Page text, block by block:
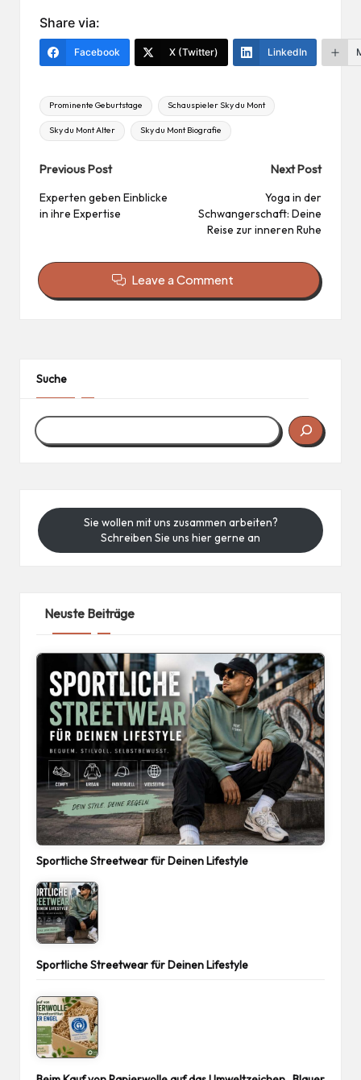
er
es
Share via:
Facebook X (Twitter) LinkedIn
Tags:
Prominente Geburtstage Schauspieler Sky du Mont
Sky du Mont Alter Sky du Mont Biografie
Post
navigation
Previous Post
Experten geben Einblicke
in ihre Expertise
Next Post
Yoga in der
Schwangerschaft: Deine
Reise zur inneren Ruhe
Leave a Comment
Suche
Sie wollen mit uns zusammen arbeiten?
Schreiben Sie uns hier gerne an
Neuste Beiträge
Sportliche Streetwear für Deinen Lifestyle
Sportliche Streetwear für Deinen Lifestyle